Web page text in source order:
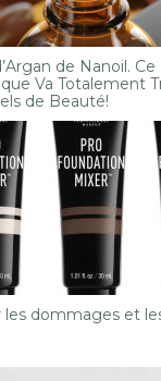
de Nanoil. Ce
Va Totalement
de Beauté!
les dommages et